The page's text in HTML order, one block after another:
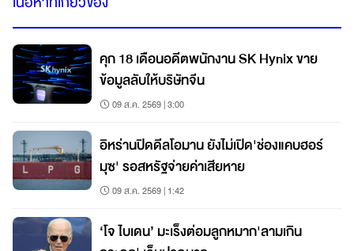
คุก 18 เดือนอดีตพนักงาน SK Hynix ขาย
ข้อมูลลับให้บริษัทจีน
09 ส.ค. 2569 | 3:00
อิหร่านปิดดีลโอมาน ยังไม่เปิด'ช่องแคบฮอร์
มุซ' รอสหรัฐจ่ายค่าเสียหาย
09 ส.ค. 2569 | 1:42
‘โจ ไบเดน’ มะเร็งต่อมลูกหมาก'ลามเกิน